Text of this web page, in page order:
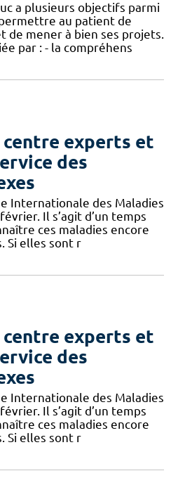
a plusieurs objectifs parmi
au patient de
de mener à bien ses projets.
par : - la compréhens
centre experts et
des
Internationale des Maladies
Il s’agit d’un temps
ces maladies encore
Si elles sont r
centre experts et
des
Internationale des Maladies
Il s’agit d’un temps
ces maladies encore
Si elles sont r